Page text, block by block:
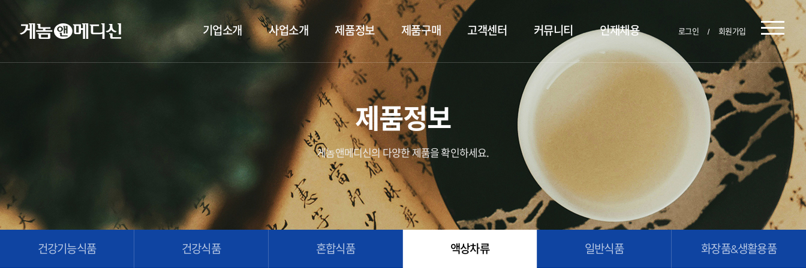
기업소개 사업소개 제품정보 제품구매 고객센터 커뮤니티 인재채용 로그인 회원가입
제품정보
게놈앤메디신의 다양한 제품을 확인하세요.
건강기능식품 건강식품 혼합식품 액상차류 일반식품 화장품&생활용품